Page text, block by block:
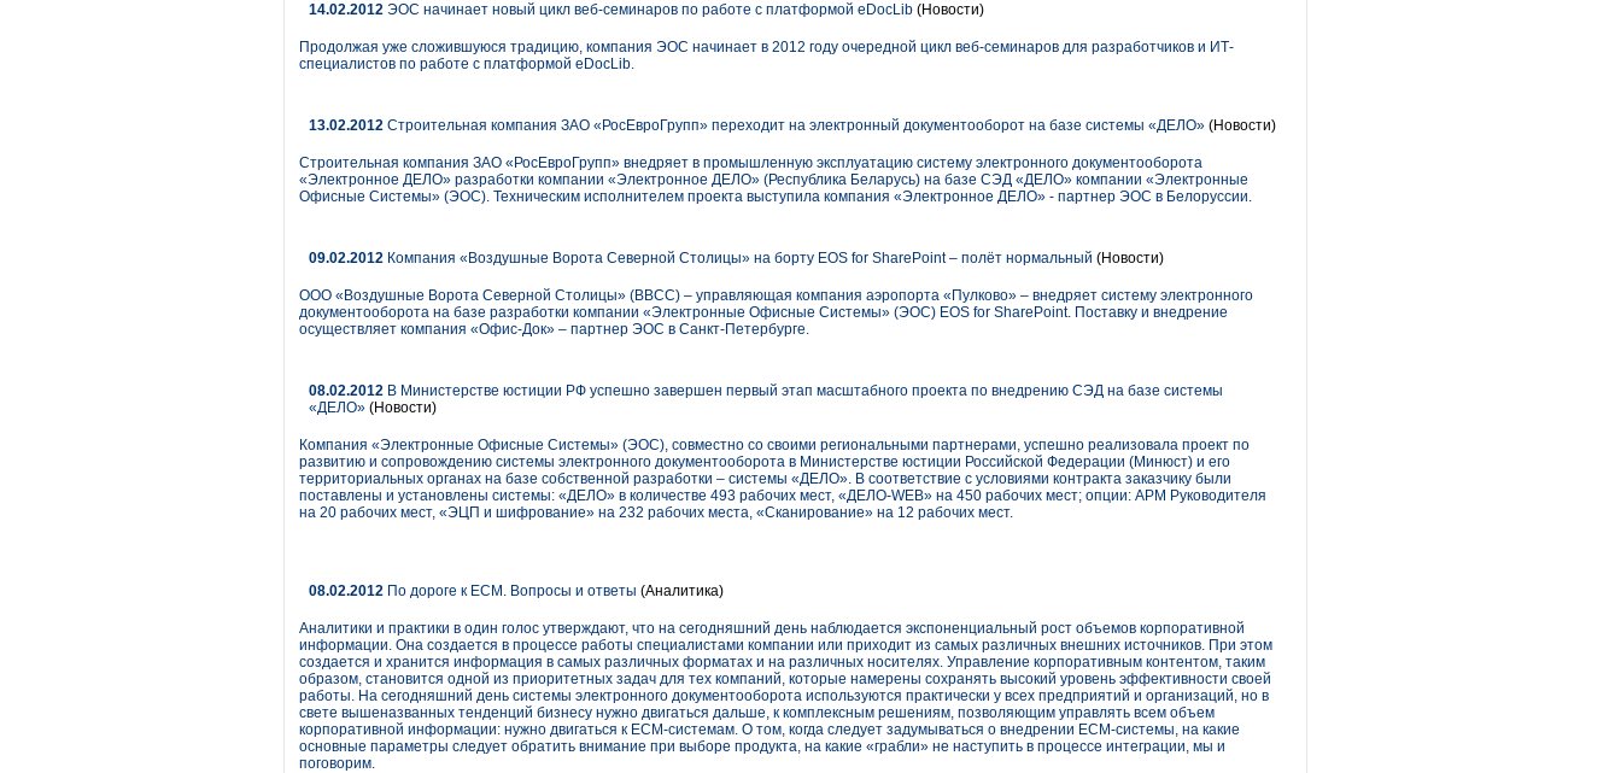
14.02.2012 ЭОС начинает новый цикл веб-семинаров по работе с платформой eDocLib (Новости)
Продолжая уже сложившуюся традицию, компания ЭОС начинает в 2012 году очередной цикл веб-семинаров для разработчиков и ИТ-
специалистов по работе с платформой eDocLib.
13.02.2012 Строительная компания ЗАО «РосЕвроГрупп» переходит на электронный документооборот на базе системы «ДЕЛО» (Новости)
Строительная компания ЗАО «РосЕвроГрупп» внедряет в промышленную эксплуатацию систему электронного документооборота
«Электронное ДЕЛО» разработки компании «Электронное ДЕЛО» (Республика Беларусь) на базе СЭД «ДЕЛО» компании «Электронные
Офисные Системы» (ЭОС). Техническим исполнителем проекта выступила компания «Электронное ДЕЛО» - партнер ЭОС в Белоруссии.
09.02.2012 Компания «Воздушные Ворота Северной Столицы» на борту EOS for SharePoint – полёт нормальный (Новости)
ООО «Воздушные Ворота Северной Столицы» (ВВСС) – управляющая компания аэропорта «Пулково» – внедряет систему электронного
документооборота на базе разработки компании «Электронные Офисные Системы» (ЭОС) EOS for SharePoint. Поставку и внедрение
осуществляет компания «Офис-Док» – партнер ЭОС в Санкт-Петербурге.
08.02.2012 В Министерстве юстиции РФ успешно завершен первый этап масштабного проекта по внедрению СЭД на базе системы
«ДЕЛО» (Новости)
Компания «Электронные Офисные Системы» (ЭОС), совместно со своими региональными партнерами, успешно реализовала проект по
развитию и сопровождению системы электронного документооборота в Министерстве юстиции Российской Федерации (Минюст) и его
территориальных органах на базе собственной разработки – системы «ДЕЛО». В соответствие с условиями контракта заказчику были
поставлены и установлены системы: «ДЕЛО» в количестве 493 рабочих мест, «ДЕЛО-WEB» на 450 рабочих мест; опции: АРМ Руководителя
на 20 рабочих мест, «ЭЦП и шифрование» на 232 рабочих места, «Сканирование» на 12 рабочих мест.
08.02.2012 По дороге к ECM. Вопросы и ответы (Аналитика)
Аналитики и практики в один голос утверждают, что на сегодняшний день наблюдается экспоненциальный рост объемов корпоративной
информации. Она создается в процессе работы специалистами компании или приходит из самых различных внешних источников. При этом
создается и хранится информация в самых различных форматах и на различных носителях. Управление корпоративным контентом, таким
образом, становится одной из приоритетных задач для тех компаний, которые намерены сохранять высокий уровень эффективности своей
работы. На сегодняшний день системы электронного документооборота используются практически у всех предприятий и организаций, но в
свете вышеназванных тенденций бизнесу нужно двигаться дальше, к комплексным решениям, позволяющим управлять всем объем
корпоративной информации: нужно двигаться к ECM-системам. О том, когда следует задумываться о внедрении ECM-системы, на какие
основные параметры следует обратить внимание при выборе продукта, на какие «грабли» не наступить в процессе интеграции, мы и
поговорим.